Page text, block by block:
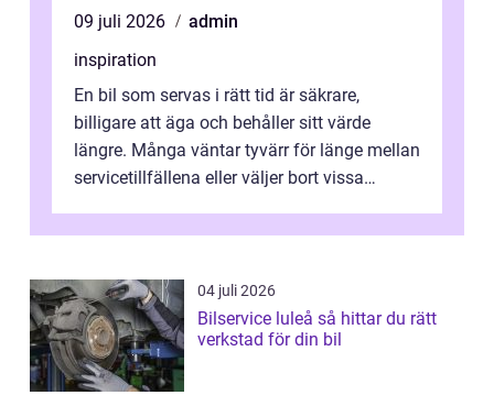
09 juli 2026
admin
inspiration
En bil som servas i rätt tid är säkrare,
billigare att äga och behåller sitt värde
längre. Många väntar tyvärr för länge mellan
servicetillfällena eller väljer bort vissa
04 juli 2026
Bilservice luleå så hittar du rätt
verkstad för din bil